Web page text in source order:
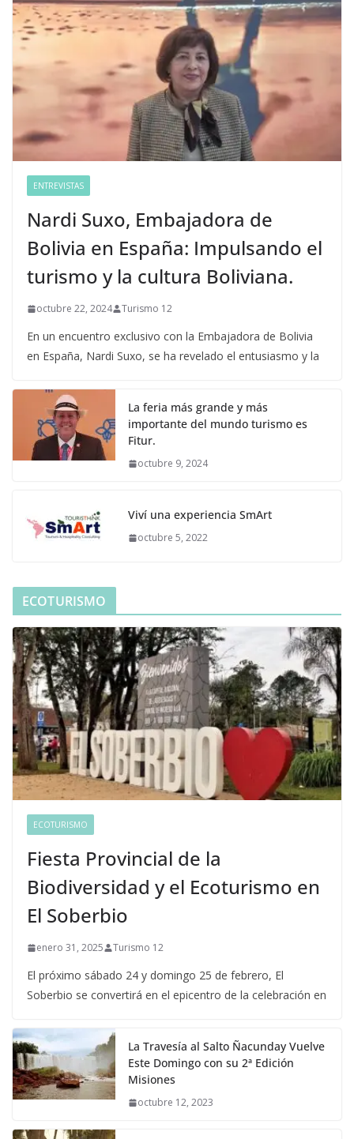
ENTREVISTAS
Nardi Suxo, Embajadora de
Bolivia en España: Impulsando el
turismo y la cultura Boliviana.
octubre 22, 2024 Turismo 12
En un encuentro exclusivo con la Embajadora de Bolivia
en España, Nardi Suxo, se ha revelado el entusiasmo y la
La feria más grande y más
importante del mundo turismo es
Fitur.
octubre 9, 2024
Viví una experiencia SmArt
octubre 5, 2022
ECOTURISMO
ECOTURISMO
Fiesta Provincial de la
Biodiversidad y el Ecoturismo en
El Soberbio
enero 31, 2025 Turismo 12
El próximo sábado 24 y domingo 25 de febrero, El
Soberbio se convertirá en el epicentro de la celebración en
La Travesía al Salto Ñacunday Vuelve
Este Domingo con su 2ª Edición
Misiones
octubre 12, 2023